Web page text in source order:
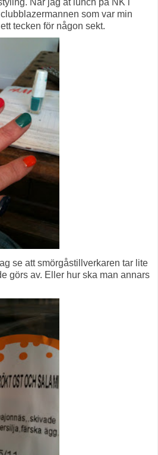
När jag åt lunch på NK i
som var min
tecken för någon sekt.
se att smörgåstillverkaren tar lite
görs av. Eller hur ska man annars